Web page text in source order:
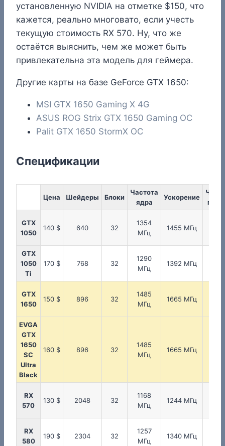
установленную NVIDIA на отметке $150, что
кажется, реально многовато, если учесть
текущую стоимость RX 570. Ну, что же
остаётся выяснить, чем же может быть
привлекательна эта модель для геймера.
Другие карты на базе GeForce GTX 1650:
MSI GTX 1650 Gaming X 4G
ASUS ROG Strix GTX 1650 Gaming OC
Palit GTX 1650 StormX OC
Спецификации
Цена Шейдеры Блоки
Частота
ядра
Ускорение
GTX
1050
140 $ 640 32
1354
МГц
1455 МГц
GTX
1050
Ti
170 $ 768 32
1290
МГц
1392 МГц
GTX
1650
150 $ 896 32
1485
МГц
1665 МГц
EVGA
GTX
1650
SC
Ultra
Black
160 $ 896 32
1485
МГц
1665 МГц
RX
570
130 $ 2048 32
1168
МГц
1244 МГц
RX
580
190 $ 2304 32
1257
МГц
1340 МГц